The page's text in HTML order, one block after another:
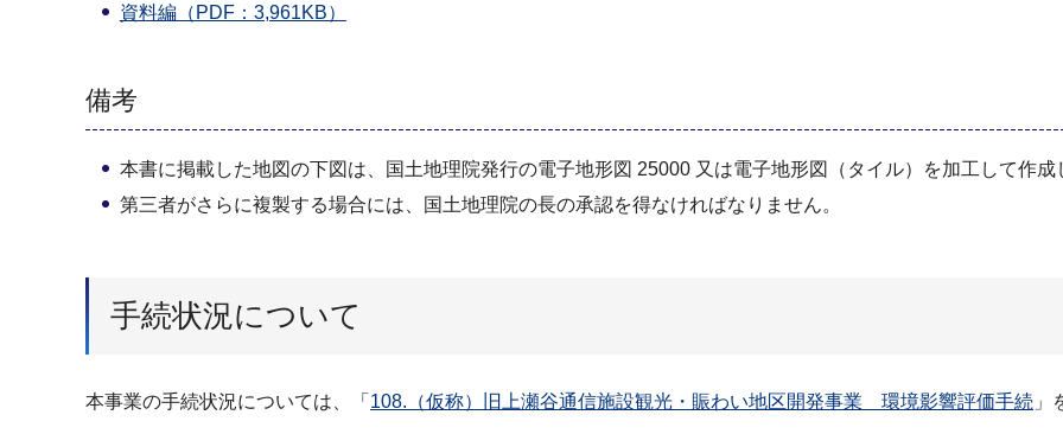
資料編（PDF：3,961KB）
備考
本書に掲載した地図の下図は、国土地理院発行の電子地形図 25000 又は電子地形図（タイル）を加工して作成
第三者がさらに複製する場合には、国土地理院の長の承認を得なければなりません。
手続状況について
本事業の手続状況については、「 108.（仮称）旧上瀬谷通信施設観光・賑わい地区開発事業 環境影響評価手続 」